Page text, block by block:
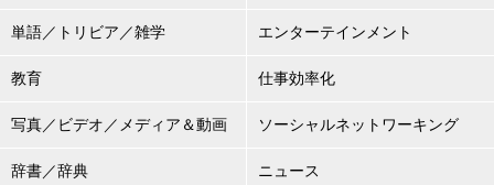
単語／トリビア／雑学 エンターテインメント
教育 仕事効率化
写真／ビデオ／メディア＆動画 ソーシャルネットワーキング
辞書／辞典 ニュース